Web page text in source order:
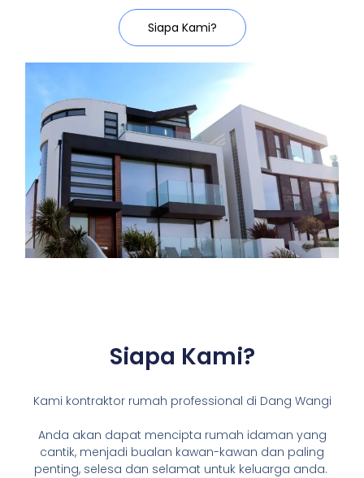
Siapa Kami?
Siapa Kami?
Kami kontraktor rumah professional di Dang Wangi
Anda akan dapat mencipta rumah idaman yang
cantik, menjadi bualan kawan-kawan dan paling
penting, selesa dan selamat untuk keluarga anda.